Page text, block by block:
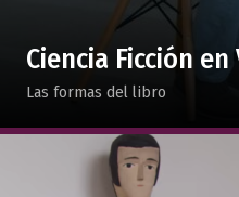
Ciencia Ficción
Las formas del libro